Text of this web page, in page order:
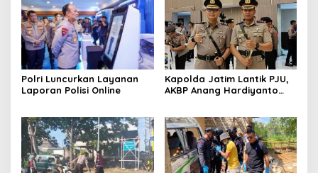
Polri Luncurkan Layanan
Laporan Polisi Online
Kapolda Jatim Lantik PJU,
AKBP Anang Hardiyanto